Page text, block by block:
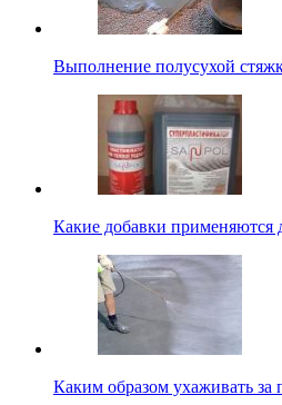
Выполнение полусухой
Какие добавки применяются
Каким образом ухаживать за